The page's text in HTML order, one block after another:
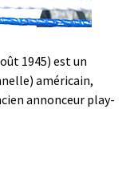
1945) est un
américain,
annonceur play-